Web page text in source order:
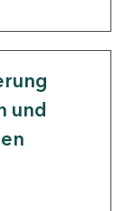
und